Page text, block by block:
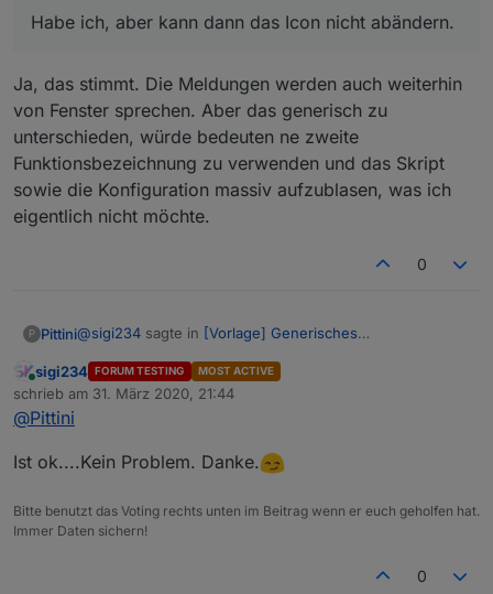
Verschluss und schon wird se mitberücksichtigt.
Habe ich, aber kann dann das Icon nicht abändern.
Ja, das stimmt. Die Meldungen werden auch weiterhin
von Fenster sprechen. Aber das generisch zu
unterschieden, würde bedeuten ne zweite
Funktionsbezeichnung zu verwenden und das Skript
sowie die Konfiguration massiv aufzublasen, was ich
eigentlich nicht möchte.
0
P Pittini@sigi234 sagte in [Vorlage] Generisches
Habe ich, aber kann dann das Icon nicht abändern.
Ja, das stimmt. Die Meldungen werden auch weiterhin
von Fenster sprechen. Aber das generisch zu
Funktionsbezeichnung zu verwenden und das Skript
sowie die Konfiguration massiv aufzublasen, was ich
Online
sigi234 FORUM TESTING MOST ACTIVE
schrieb am 31. März 2020, 21:44
zuletzt editiert von
@Pittini
Ist ok....Kein Problem. Danke.
Bitte benutzt das Voting rechts unten im Beitrag wenn er euch geholfen hat.
Immer Daten sichern!
0